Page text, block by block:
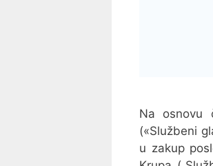
Na osnovu
(«Službeni
u zakup